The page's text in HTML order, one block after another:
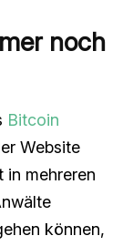
noch
Bitcoin
Website
in mehreren
können,